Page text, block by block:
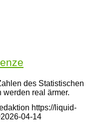
des Statistischen
real ärmer.
https://liquid-
2026-04-14